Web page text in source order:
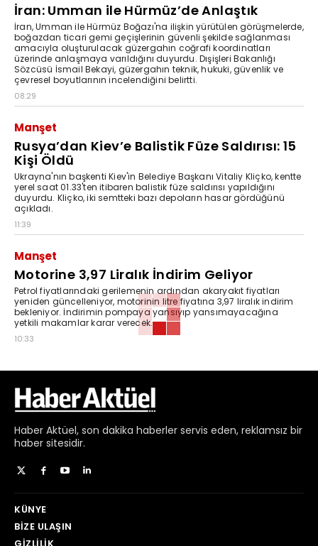
İran: Umman ile Hürmüz’de Anlaştık
İran, Umman ile Hürmüz Boğazı'na ilişkin yürütülen görüşmelerde,
boğazdan ticari gemi geçişlerinin güvenli şekilde sağlanması
amacıyla oluşturulacak güzergahın coğrafi koordinatları
üzerinde anlaşmaya varıldığını duyurdu. Dışişleri Bakanlığı
Sözcüsü İsmail Bekayi, güzergahın teknik, hukuki, güvenlik ve
çevresel boyutlarının incelendiğini belirtti.
08:29
Manşet
Rusya’dan Kiev’e Balistik Füze Saldırısı: 15
Kişi Öldü
Ukrayna'nın başkenti Kiev'in Belediye Başkanı Vitaliy Kliçko, kentte
yerel saat 01.33'ten itibaren balistik füze saldırısı yapıldığını
duyurdu. Kliçko, iki semtteki bazı depoların hasar gördüğünü
açıkladı.
11:39
Manşet
Motorine 3,97 Liralık İndirim Geliyor
Petrol fiyatlarındaki gerilemenin ardından akaryakıt fiyatları
yeniden güncelleniyor, motorinin litre fiyatına 3,97 liralık indirim
bekleniyor. İndirimin pompaya yansıyıp yansımayacağına
yetkili makamlar karar verecek.
10:33
Haber Aktüel, son dakika haberler servis eden, reklamsız bir
haber sitesidir.
KÜNYE
BIZE ULAŞIN
GIZLILIK